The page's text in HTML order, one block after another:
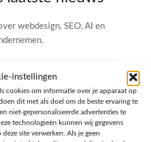
instellingen
cookies om informatie over je apparaat op
dit met als doel om de beste ervaring te
niet-gepersonaliseerde advertenties te
technologieën kunnen wij gegevens
site verwerken. Als je geen
webdesign, SEO, AI en